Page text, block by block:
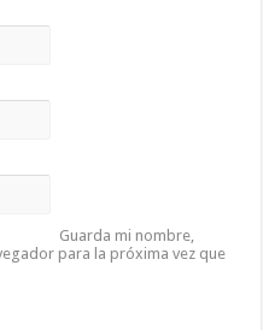
Guarda mi nombre,
para la próxima vez que